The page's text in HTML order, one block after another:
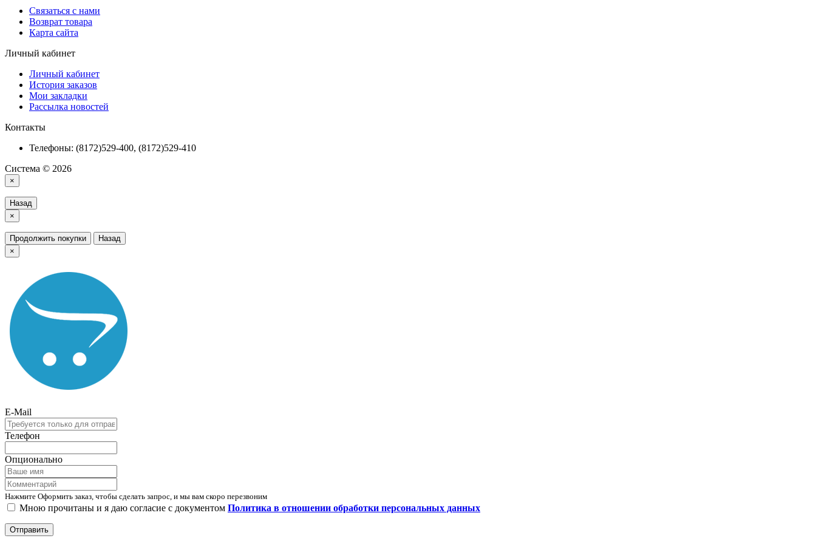
Связаться с нами
Возврат товара
Карта сайта
Личный кабинет
Личный кабинет
История заказов
Мои закладки
Рассылка новостей
Контакты
Телефоны: (8172)529-400, (8172)529-410
Система © 2026
×
Назад
×
Продолжить покупки
Назад
×
E-Mail
Телефон
Опционально
Нажмите Оформить заказ, чтобы сделать запрос, и мы вам скоро перезвоним
Мною прочитаны и я даю согласие с документом Политика в отношении обработки персональных данных
Отправить